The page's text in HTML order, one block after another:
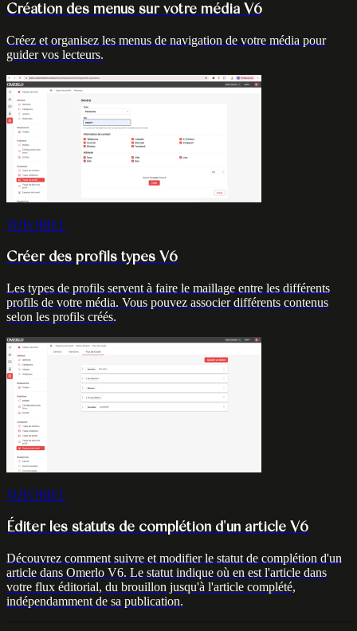
Création des menus sur votre média V6
Créez et organisez les menus de navigation de votre média pour
guider vos lecteurs.
TUTORIEL
Créer des profils types V6
Les types de profils servent à faire le maillage entre les différents
profils de votre média. Vous pouvez associer différents contenus
selon les profils créés.
TUTORIEL
Éditer les statuts de complétion d'un article V6
Découvrez comment suivre et modifier le statut de complétion d'un
article dans Omerlo V6. Le statut indique où en est l'article dans
votre flux éditorial, du brouillon jusqu'à l'article complété,
indépendamment de sa publication.